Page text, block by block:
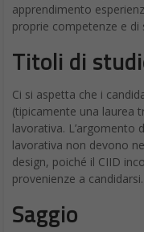
apprendimento
proprie competenze e di
Titoli di
Ci si aspetta che i
(tipicamente una laurea
lavorativa. L’argomento
lavorativa non devono
design, poiché il CIID
provenienze a candidarsi.
Saggio